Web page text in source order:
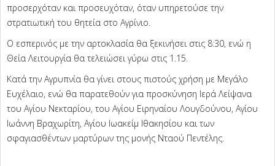
προσερχόταν και προσευχόταν, όταν υπηρετούσε την
στρατιωτική του θητεία στο Αγρίνιο.
Ο εσπερινός με την αρτοκλασία θα ξεκινήσει στις 8:30, ενώ η
Θεία Λειτουργία θα τελειώσει γύρω στις 1.15.
Κατά την Αγρυπνία θα γίνει στους πιστούς χρήση με Μεγάλο
Ευχέλαιο, ενώ θα παρατεθούν για προσκύνηση Ιερά Λείψανα
του Αγίου Νεκταρίου, του Αγίου Ειρηναίου Λουγδούνου, Αγίου
Ιωάννη Βραχωρίτη, Αγίου Ιωακείμ Ιθακησίου και των
σφαγιασθέντων μαρτύρων της μονής Νταού Πεντέλης.